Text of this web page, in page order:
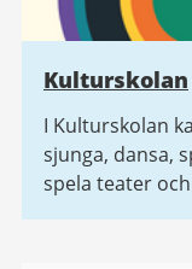
Kulturskolan
I Kulturskolan
sjunga, dansa,
spela teater